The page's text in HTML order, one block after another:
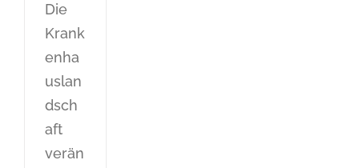
Die
Krank
enha
uslan
dsch
aft
verän